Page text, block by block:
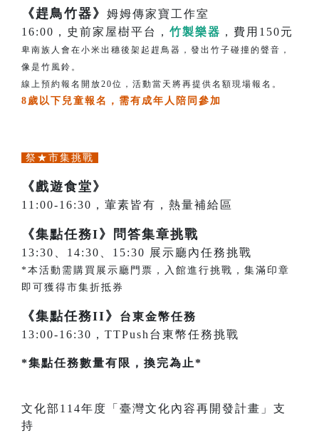
《趕鳥竹器》 姆姆傳家寶工作室
16:00，史前家屋樹平台， 竹製樂器 ，費用150元
卑南族人會在小米出穗後架起趕鳥器，發出竹子碰撞的聲音，
像是竹風鈴。
線上預約報名開放20位，活動當天將再提供名額現場報名。
8歲以下兒童報名，需有成年人陪同參加
祭★市集挑戰
《戲遊食堂》
11:00-16:30，葷素皆有，熱量補給區
《集點任務I》問答集章挑戰
13:30、14:30、15:30 展示廳內任務挑戰
*本活動需購買展示廳門票，入館進行挑戰，集滿印章
即可獲得市集折抵券
《集點任務II》
台東金幣任務
13:00-16:30，TTPush台東幣任務挑戰
*集點任務數量有限，換完為止*
文化部114年度「臺灣文化內容再開發計畫」支
持